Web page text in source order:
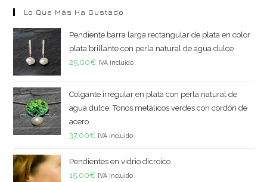
Lo Que Más Ha Gustado
Pendiente barra larga rectangular de plata en color
plata brillante con perla natural de agua dulce
25,00€ IVA incluido
Colgante irregular en plata con perla natural de
agua dulce. Tonos metálicos verdes con cordón de
acero
37,00€ IVA incluido
Pendientes en vidrio dicroico
15,00€ IVA incluido